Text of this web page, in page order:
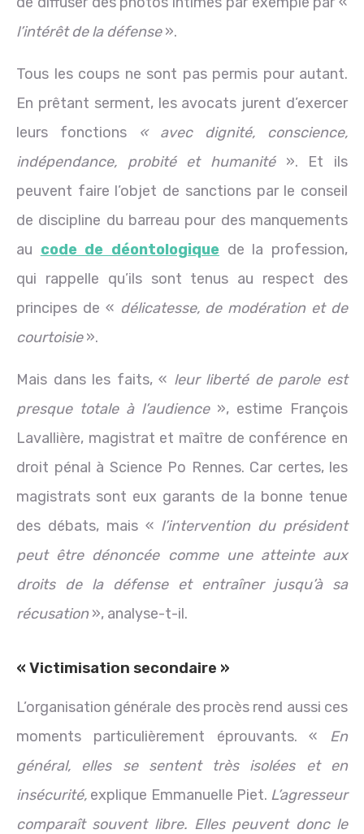
l’intérêt de la défense».
Tous les coups ne sont pas permis pour autant.
En prêtant serment, les avocats jurent d’exercer
leurs fonctions « avec dignité, conscience,
indépendance, probité et humanité». Et ils
peuvent faire l’objet de sanctions par le conseil
de discipline du barreau pour des manquements
au code de déontologique de la profession,
qui rappelle qu’ils sont tenus au respect des
principes de « délicatesse, de modération et de
courtoisie».
Mais dans les faits, « leur liberté de parole est
presque totale à l’audience », estime François
Lavallière, magistrat et maître de conférence en
droit pénal à Science Po Rennes. Car certes, les
magistrats sont eux garants de la bonne tenue
des débats, mais « l’intervention du président
peut être dénoncée comme une atteinte aux
droits de la défense et entraîner jusqu’à sa
récusation », analyse-t-il.
« Victimisation secondaire »
L’organisation générale des procès rend aussi ces
moments particulièrement éprouvants. « En
général, elles se sentent très isolées et en
insécurité, explique Emmanuelle Piet. L’agresseur
comparaît souvent libre. Elles peuvent donc le